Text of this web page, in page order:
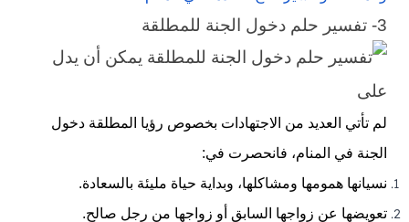
3- تفسير حلم دخول الجنة للمطلقة
لم تأتي العديد من الاجتهادات بخصوص رؤيا المطلقة دخول
الجنة في المنام، فانحصرت في:
نسيانها همومها ومشاكلها، وبداية حياة مليئة بالسعادة.
تعويضها عن زواجها السابق أو زواجها من رجل صالح.